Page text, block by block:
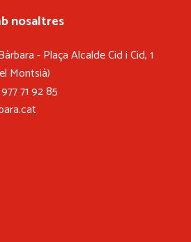
nosaltres
- Plaça Alcalde Cid i Cid, 1
Montsià)
71 92 85